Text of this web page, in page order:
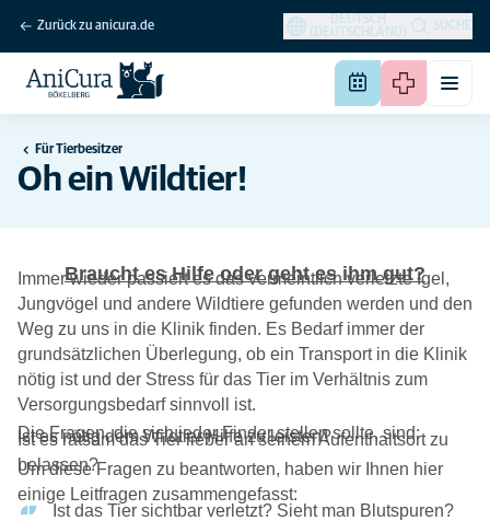
Zurück zu anicura.de
DEUTSCH
(DEUTSCHLAND)
SUCHE
Für Tierbesitzer
Oh ein Wildtier!
Braucht es Hilfe oder geht es ihm gut?
Immer wieder passiert es das vermeintlich verletzte Igel,
Jungvögel und andere Wildtiere gefunden werden und den
Weg zu uns in die Klinik finden. Es Bedarf immer der
grundsätzlichen Überlegung, ob ein Transport in die Klinik
nötig ist und der Stress für das Tier im Verhältnis zum
Versorgungsbedarf sinnvoll ist.
Die Fragen, die sich jeder Finder stellen sollte, sind:
Ist es nötig dem Wildtier Hilfe zu leisten?
Ist es ratsam das Tier lieber an seinem Aufenthaltsort zu
belassen?
Um diese Fragen zu beantworten, haben wir Ihnen hier
einige Leitfragen zusammengefasst:
Ist das Tier sichtbar verletzt? Sieht man Blutspuren?